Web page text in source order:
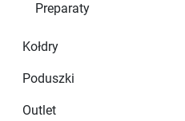
Preparaty
Kołdry
Poduszki
Outlet